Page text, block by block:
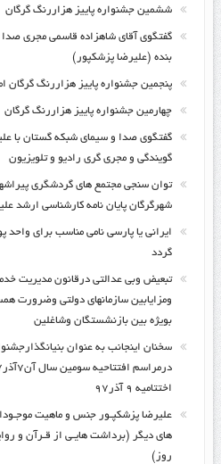
ششمین جشنواره پاییز هزاررنگ گرگان
گفتگوی آقای شاهزاده قاسمی مجری صدا
بنده (علیرضا پزشکپور)
پنجمین جشنواره پاییز هزاررنگ گرگان
چهارمین جشنواره پاییز هزاررنگ گرگان
گفتگوی صدا و سیمای شبکه گستان با
گویندگی و مجری گری رادیو و تلویزیون
توان سنجی مجتمع های گردشگری
شهرگرگان پایان نامه کارشناسی ارشد
ایرانی یا پارسی نامی مناسب برای
گردد
تبعیض وبی عدالتی درقانون مدیریت
ومزایابین سازمانهای دولتی وضرورت
بویژه بین بازنشستگان وشاغلین
سخنان اینجانب به عنوان
اختتامیه ۹ آذر۹۷
علیرضا پزشکپـور جنس و ماهیت
های دیگر (برداشت هایـی از قـرآن و
روز)